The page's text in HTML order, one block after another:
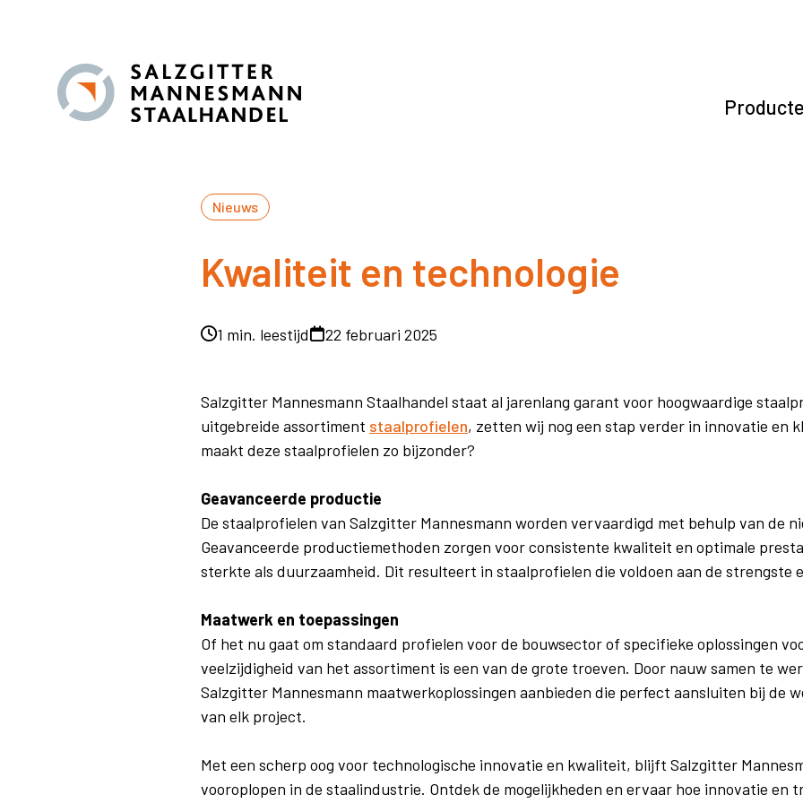
Nieuws
Kwaliteit en technologie
1 min. leestijd 22 februari 2025
Salzgitter Mannesmann Staalhandel staat al jarenlang garant voor hoogwaardige
uitgebreide assortiment staalprofielen, zetten wij nog een stap verder in innovatie en
maakt deze staalprofielen zo bijzonder?
Geavanceerde productie
De staalprofielen van Salzgitter Mannesmann worden vervaardigd met behulp van de
Geavanceerde productiemethoden zorgen voor consistente kwaliteit en optimale
sterkte als duurzaamheid. Dit resulteert in staalprofielen die voldoen aan de strengste
Maatwerk en toepassingen
Of het nu gaat om standaard profielen voor de bouwsector of specifieke oplossingen
veelzijdigheid van het assortiment is een van de grote troeven. Door nauw samen te
Salzgitter Mannesmann maatwerkoplossingen aanbieden die perfect aansluiten bij de
van elk project.
Met een scherp oog voor technologische innovatie en kwaliteit, blijft Salzgitter
vooroplopen in de staalindustrie. Ontdek de mogelijkheden en ervaar hoe innovatie en